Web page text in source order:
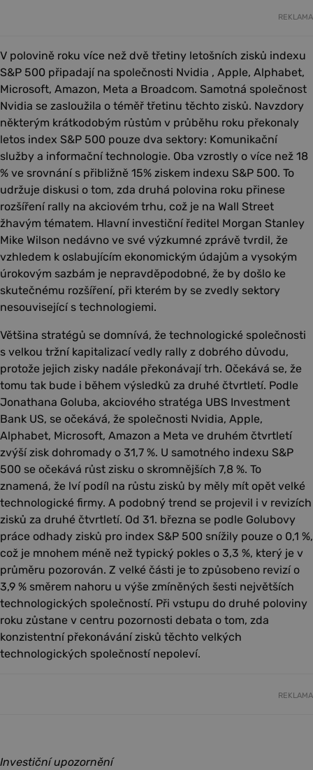
REKLAMA
V polovině roku více než dvě třetiny letošních zisků indexu
S&P 500 připadají na společnosti Nvidia , Apple, Alphabet,
Microsoft, Amazon, Meta a Broadcom. Samotná společnost
Nvidia se zasloužila o téměř třetinu těchto zisků. Navzdory
některým krátkodobým růstům v průběhu roku překonaly
letos index S&P 500 pouze dva sektory: Komunikační
služby a informační technologie. Oba vzrostly o více než 18
% ve srovnání s přibližně 15% ziskem indexu S&P 500. To
udržuje diskusi o tom, zda druhá polovina roku přinese
rozšíření rally na akciovém trhu, což je na Wall Street
žhavým tématem. Hlavní investiční ředitel Morgan Stanley
Mike Wilson nedávno ve své výzkumné zprávě tvrdil, že
vzhledem k oslabujícím ekonomickým údajům a vysokým
úrokovým sazbám je nepravděpodobné, že by došlo ke
skutečnému rozšíření, při kterém by se zvedly sektory
nesouvisející s technologiemi.
Většina stratégů se domnívá, že technologické společnosti
s velkou tržní kapitalizací vedly rally z dobrého důvodu,
protože jejich zisky nadále překonávají trh. Očekává se, že
tomu tak bude i během výsledků za druhé čtvrtletí. Podle
Jonathana Goluba, akciového stratéga UBS Investment
Bank US, se očekává, že společnosti Nvidia, Apple,
Alphabet, Microsoft, Amazon a Meta ve druhém čtvrtletí
zvýší zisk dohromady o 31,7 %. U samotného indexu S&P
500 se očekává růst zisku o skromnějších 7,8 %. To
znamená, že lví podíl na růstu zisků by měly mít opět velké
technologické firmy. A podobný trend se projevil i v revizích
zisků za druhé čtvrtletí. Od 31. března se podle Golubovy
práce odhady zisků pro index S&P 500 snížily pouze o 0,1 %,
což je mnohem méně než typický pokles o 3,3 %, který je v
průměru pozorován. Z velké části je to způsobeno revizí o
3,9 % směrem nahoru u výše zmíněných šesti největších
technologických společností. Při vstupu do druhé poloviny
roku zůstane v centru pozornosti debata o tom, zda
konzistentní překonávání zisků těchto velkých
technologických společností nepoleví.
REKLAMA
Investiční upozornění